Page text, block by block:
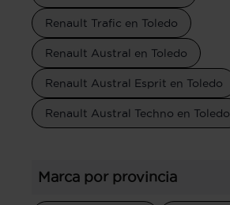
Renault Trafic en Toledo
Renault Austral en Toledo
Renault Austral Esprit en Toledo
Renault Austral Techno en Toledo
Marca por provincia